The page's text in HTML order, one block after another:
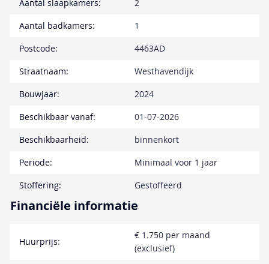
Aantal slaapkamers:
2
Aantal badkamers:
1
Postcode:
4463AD
Straatnaam:
Westhavendijk
Bouwjaar:
2024
Beschikbaar vanaf:
01-07-2026
Beschikbaarheid:
binnenkort
Periode:
Minimaal voor 1 jaar
Stoffering:
Gestoffeerd
Financiële informatie
Huurprijs:
€ 1.750 per maand
(exclusief)